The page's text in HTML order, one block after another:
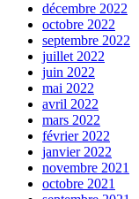
décembre 2022
octobre 2022
septembre 2022
juillet 2022
juin 2022
mai 2022
avril 2022
mars 2022
février 2022
janvier 2022
novembre 2021
octobre 2021